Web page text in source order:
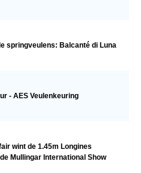
springveulens: Balcanté di Luna
- AES Veulenkeuring
wint de 1.45m Longines
Mullingar International Show